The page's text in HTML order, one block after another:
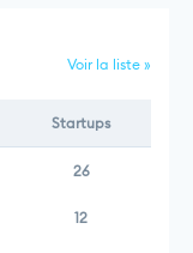
Voir la liste »
Startups
26
12